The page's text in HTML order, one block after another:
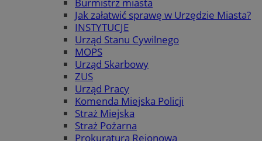
Jak załatwić sprawę w Urzędzie Miasta?
INSTYTUCJE
Urząd Stanu Cywilnego
MOPS
Urząd Skarbowy
ZUS
Urząd Pracy
Komenda Miejska Policji
Straż Miejska
Straż Pożarna
Prokuratura Rejonowa